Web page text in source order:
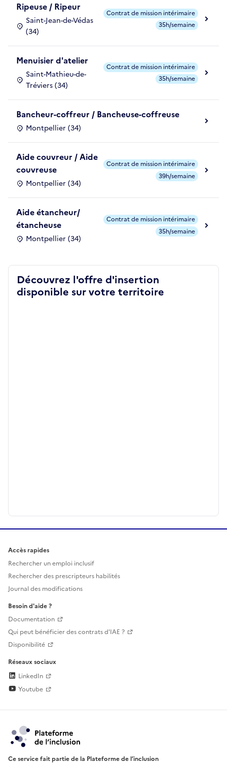
Ripeuse / Ripeur
Saint-Jean-de-Védas
(34)
Contrat de mission intérimaire
35h/semaine
Menuisier d'atelier
Saint-Mathieu-de-
Tréviers (34)
Contrat de mission intérimaire
35h/semaine
Bancheur-coffreur / Bancheuse-coffreuse
Montpellier (34)
Aide couvreur / Aide
couvreuse
Montpellier (34)
Contrat de mission intérimaire
39h/semaine
Aide étancheur/
étancheuse
Montpellier (34)
Contrat de mission intérimaire
35h/semaine
Découvrez l'offre d'insertion
disponible sur votre territoire
Accès rapides
Rechercher un emploi inclusif
Rechercher des prescripteurs habilités
Journal des modifications
Besoin d'aide ?
Documentation
Qui peut bénéficier des contrats d'IAE ?
Disponibilité
Réseaux sociaux
LinkedIn
Youtube
Ce service fait partie de la Plateforme de l’inclusion